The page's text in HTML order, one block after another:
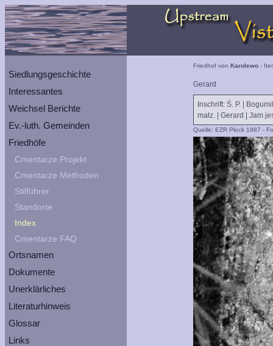
Siedlungsgeschichte
Interessantes
Weichsel Berichte
Ev.-luth. Gemeinden
Friedhöfe
Cmentarze Projekt
Cmentarze Methoden
Stilführer
Standorte
Index
Cmentarze FAQ
Ortsnamen
Dokumente
Unerklärliches
Literaturhinweis
Glossar
Links
Friedhof von Karolewo -
Gerard
Inschrift: Ś. P. |
małz. | Gerard | Jam
Quelle: EZR Płock 1987 -